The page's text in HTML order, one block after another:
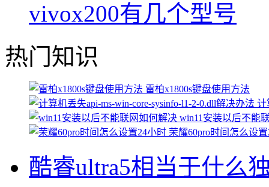
vivox200有几个型号
热门知识
雷柏x1800s键盘使用方法
计
win11安装以后不能
荣耀60pro时间怎么设
酷睿ultra5相当于什么